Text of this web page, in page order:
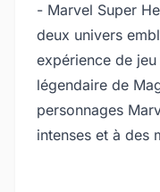
- Marvel Super
deux univers
expérience de
légendaire de
personnages
intenses et à des